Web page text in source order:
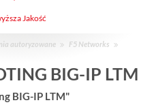
Jakość
autoryzowane
F5 Networks
BIG-IP LTM
BIG-IP LTM"